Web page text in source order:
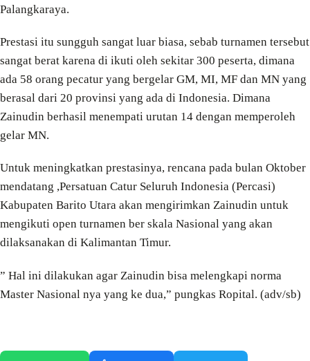
Palangkaraya.
Prestasi itu sungguh sangat luar biasa, sebab turnamen tersebut
sangat berat karena di ikuti oleh sekitar 300 peserta, dimana
ada 58 orang pecatur yang bergelar GM, MI, MF dan MN yang
berasal dari 20 provinsi yang ada di Indonesia. Dimana
Zainudin berhasil menempati urutan 14 dengan memperoleh
gelar MN.
Untuk meningkatkan prestasinya, rencana pada bulan Oktober
mendatang ,Persatuan Catur Seluruh Indonesia (Percasi)
Kabupaten Barito Utara akan mengirimkan Zainudin untuk
mengikuti open turnamen ber skala Nasional yang akan
dilaksanakan di Kalimantan Timur.
” Hal ini dilakukan agar Zainudin bisa melengkapi norma
Master Nasional nya yang ke dua,” pungkas Ropital. (adv/sb)